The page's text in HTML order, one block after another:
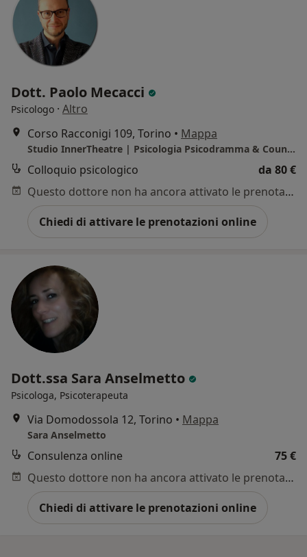
Dott. Paolo Mecacci
Psicologo · Altro
Corso Racconigi 109, Torino • Mappa
Studio InnerTheatre | Psicologia Psicodramma & Counseling | Dottor Paolo Mecacci
Colloquio psicologico
da 80 €
Questo dottore non ha ancora attivato le prenotazioni online presso questo indirizzo.
Chiedi di attivare le prenotazioni online
Dott.ssa Sara Anselmetto
Psicologa, Psicoterapeuta
Via Domodossola 12, Torino • Mappa
Sara Anselmetto
Consulenza online
75 €
Questo dottore non ha ancora attivato le prenotazioni online presso questo indirizzo.
Chiedi di attivare le prenotazioni online